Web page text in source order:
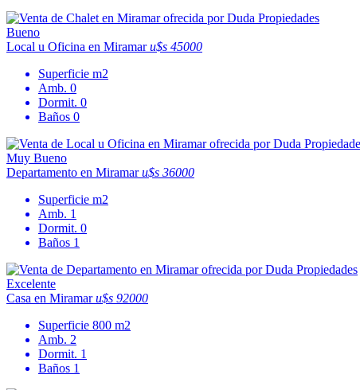
Bueno
Local u Oficina en Miramaru$s 45000
Superficie m2
Amb. 0
Dormit. 0
Baños 0
Muy Bueno
Departamento en Miramaru$s 36000
Superficie m2
Amb. 1
Dormit. 0
Baños 1
Excelente
Casa en Miramaru$s 92000
Superficie 800 m2
Amb. 2
Dormit. 1
Baños 1